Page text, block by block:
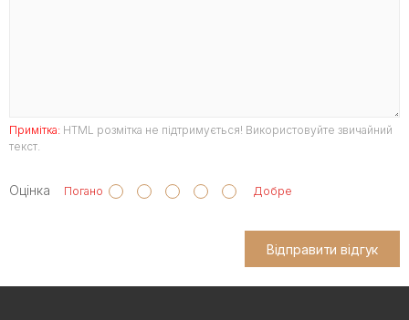
Примітка: HTML розмітка не підтримується! Використовуйте звичайний
текст.
Оцінка Погано Добре
Відправити відгук